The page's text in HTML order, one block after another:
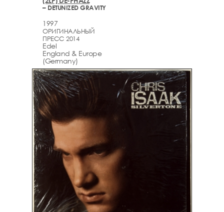
– DETUNIZED GRAVITY
1997
ОРИГИНАЛЬНЫЙ
ПРЕСС 2014
Edel
England & Europe
(Germany)